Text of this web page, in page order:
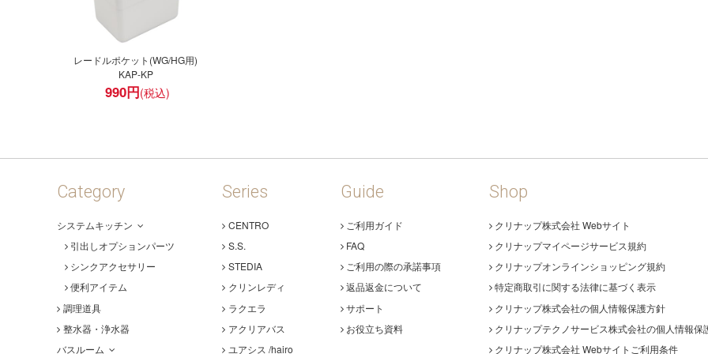
レードルポケット(WG/HG用)
KAP-KP
990円
Category
システムキッチン
引出しオプションパーツ
シンクアクセサリー
便利アイテム
調理道具
整水器・浄水器
バスルーム
Series
CENTRO
S.S.
STEDIA
クリンレディ
ラクエラ
アクリアバス
ユアシス /hairo
Guide
ご利用ガイド
FAQ
ご利用の際の承諾事項
返品返金について
サポート
お役立ち資料
Shop
クリナップ株式会社 Webサイト
クリナップマイページサービス規約
クリナップオンラインショッピング規約
特定商取引に関する法律に基づく表示
クリナップ株式会社の個人情報保護方針
クリナップテクノサービス株式会社の個人情報保
クリナップ株式会社 Webサイトご利用条件